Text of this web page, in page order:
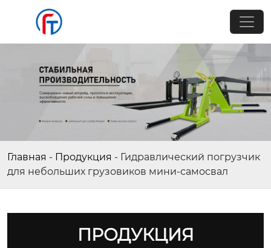
Главная - Продукция - Гидравлический погрузчик
для небольших грузовиков мини-самосвал
ПРОДУКЦИЯ